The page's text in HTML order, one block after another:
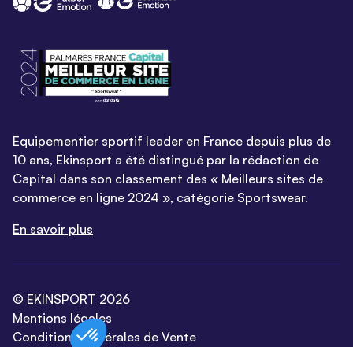
Equipementier sportif leader en France depuis plus de
10 ans, Ekinsport a été distingué par la rédaction de
Capital dans son classement des « Meilleurs sites de
commerce en ligne 2024 », catégorie Sportswear.
En savoir plus
© EKINSPORT 2026
Mentions légales
Conditions Générales de Vente